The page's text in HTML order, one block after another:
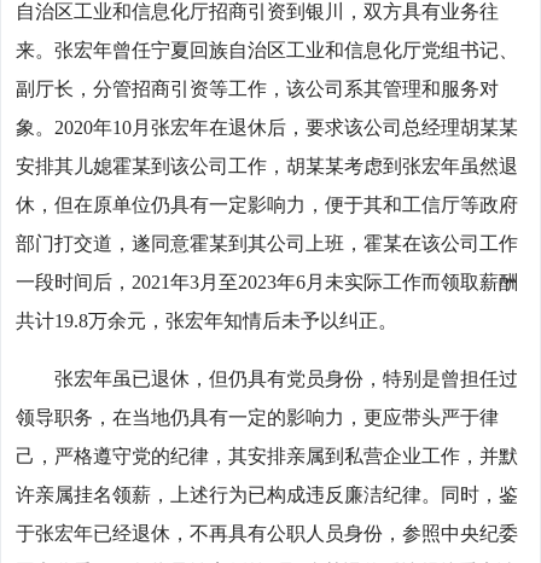
自治区工业和信息化厅招商引资到银川，双方具有业务往
来。张宏年曾任宁夏回族自治区工业和信息化厅党组书记、
副厅长，分管招商引资等工作，该公司系其管理和服务对
象。2020年10月张宏年在退休后，要求该公司总经理胡某某
安排其儿媳霍某到该公司工作，胡某某考虑到张宏年虽然退
休，但在原单位仍具有一定影响力，便于其和工信厅等政府
部门打交道，遂同意霍某到其公司上班，霍某在该公司工作
一段时间后，2021年3月至2023年6月未实际工作而领取薪酬
共计19.8万余元，张宏年知情后未予以纠正。
张宏年虽已退休，但仍具有党员身份，特别是曾担任过
领导职务，在当地仍具有一定的影响力，更应带头严于律
己，严格遵守党的纪律，其安排亲属到私营企业工作，并默
许亲属挂名领薪，上述行为已构成违反廉洁纪律。同时，鉴
于张宏年已经退休，不再具有公职人员身份，参照中央纪委